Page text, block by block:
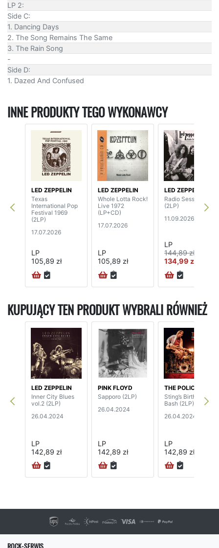
LP 2:
Side C:
1. Dancing Days
2. The Song Remains The Same
3. The Rain Song
-
Side D:
1. Dazed And Confused
INNE PRODUKTY TEGO WYKONAWCY
LED ZEPPELIN
Texas
International Pop
Festival 1969
(2LP)
17.07.2026
LP
105,89 zł
LED ZEPPELIN
Whole Lotta Rock!
Live 1972
(LP+CD)
17.07.2026
LP
105,89 zł
LED ZEPPELIN
Radio Sessions
(2LP)
11.09.2026
LP
144,89 zł
134,99 zł
KUPUJĄCY TEN PRODUKT WYBRALI RÓWNIEŻ
LED ZEPPELIN
Inner City Blues
vol.2 (2LP)
26.04.2024
LP
142,89 zł
PINK FLOYD
Sapporo (2LP)
26.04.2024
LP
142,89 zł
THE POLICE
Sting’s Birthday
Bash (2LP)
26.04.2024
LP
142,89 zł